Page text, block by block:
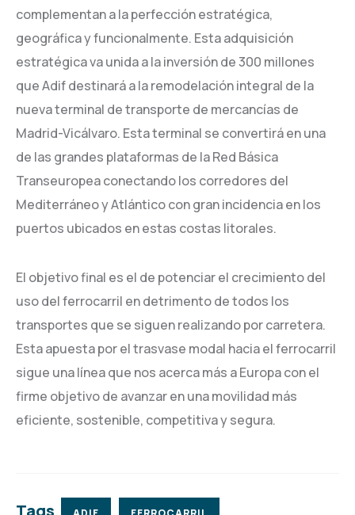
complementan a la perfección estratégica,
geográfica y funcionalmente. Esta adquisición
estratégica va unida a la inversión de 300 millones
que Adif destinará a la remodelación integral de la
nueva terminal de transporte de mercancías de
Madrid-Vicálvaro. Esta terminal se convertirá en una
de las grandes plataformas de la Red Básica
Transeuropea conectando los corredores del
Mediterráneo y Atlántico con gran incidencia en los
puertos ubicados en estas costas litorales.
El objetivo final es el de potenciar el crecimiento del
uso del ferrocarril en detrimento de todos los
transportes que se siguen realizando por carretera.
Esta apuesta por el trasvase modal hacia el ferrocarril
sigue una línea que nos acerca más a Europa con el
firme objetivo de avanzar en una movilidad más
eficiente, sostenible, competitiva y segura.
Tags